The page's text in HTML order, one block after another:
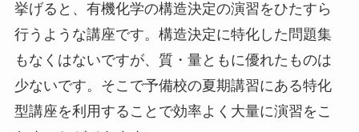
挙げると、有機化学の構造決定の演習をひたすら
行うような講座です。構造決定に特化した問題集
もなくはないですが、質・量ともに優れたものは
少ないです。そこで予備校の夏期講習にある特化
型講座を利用することで効率よく大量に演習をこ